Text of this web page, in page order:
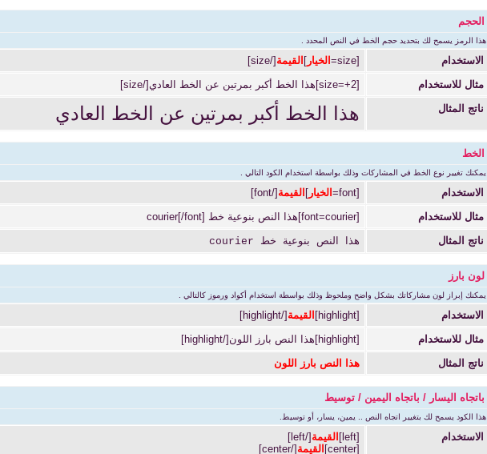
الحجم
هذا الرمز يسمح لك بتحديد حجم الخط في النص المحدد .
الاستخدام [size= الخيار] القيمة [/size]
مثال للاستخدام
[size=+2]هذا الخط أكبر بمرتين عن الخط العادي[/size]
ناتج المثال
هذا الخط أكبر بمرتين عن الخط العادي
الخط
يمكنك تغيير نوع الخط في المشاركات وذلك بواسطة استخدام الكود التالي .
الاستخدام [font= الخيار] القيمة [/font]
مثال للاستخدام
[font=courier]هذا النص بنوعية خط courier[/font]
ناتج المثال
هذا النص بنوعية خط courier
لون بارز
يمكنك إبراز لون مشاركاتك بشكل واضح وملحوظ وذلك بواسطة استخدام أكواد ورموز كالتالي .
الاستخدام [highlight] القيمة [/highlight]
مثال للاستخدام
[highlight]هذا النص بارز اللون[/highlight]
ناتج المثال
هذا النص بارز اللون
باتجاه اليسار / باتجاه اليمين / توسيط
هذا الكود يسمح لك بتغيير اتجاه النص .. يمين، يسار، أو توسيط.
الاستخدام [left] القيمة [/left]
[center]
القيمة [/center]